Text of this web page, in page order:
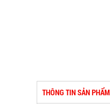
THÔNG TIN SẢN PHẨM